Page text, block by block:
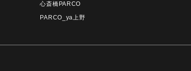
心斎橋PARCO
PARCO_ya上野